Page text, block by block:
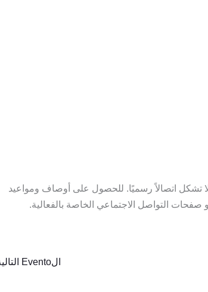
تشكل اتصالاً رسميًا. للحصول على أوصاف ومواعيد
صفحات التواصل الاجتماعي الخاصة بالفعالية.
الEvento التالية